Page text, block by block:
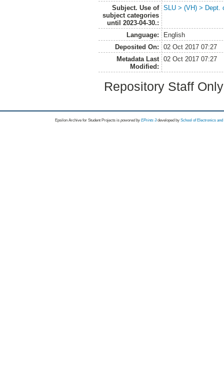
Subject. Use of
subject categories
until 2023-04-30.:
SLU > (VH) > Dept.
Language:
English
Deposited On:
02 Oct 2017 07:27
Metadata Last
Modified:
02 Oct 2017 07:27
Repository Staff
Epsilon Archive for Student Projects is powored byEPrints 3 developed by School of Electronics